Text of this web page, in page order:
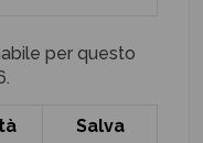
per questo
Salva